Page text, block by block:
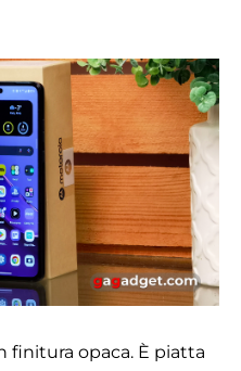
finitura opaca. È piatta